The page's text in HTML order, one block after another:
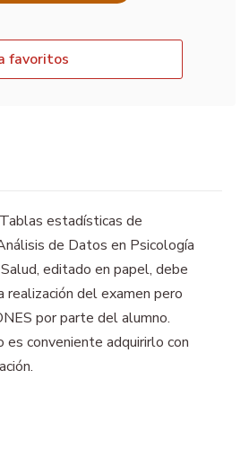
favoritos
estadísticas de
de Datos en Psicología
editado en papel, debe
realización del examen pero
por parte del alumno.
conveniente adquirirlo con